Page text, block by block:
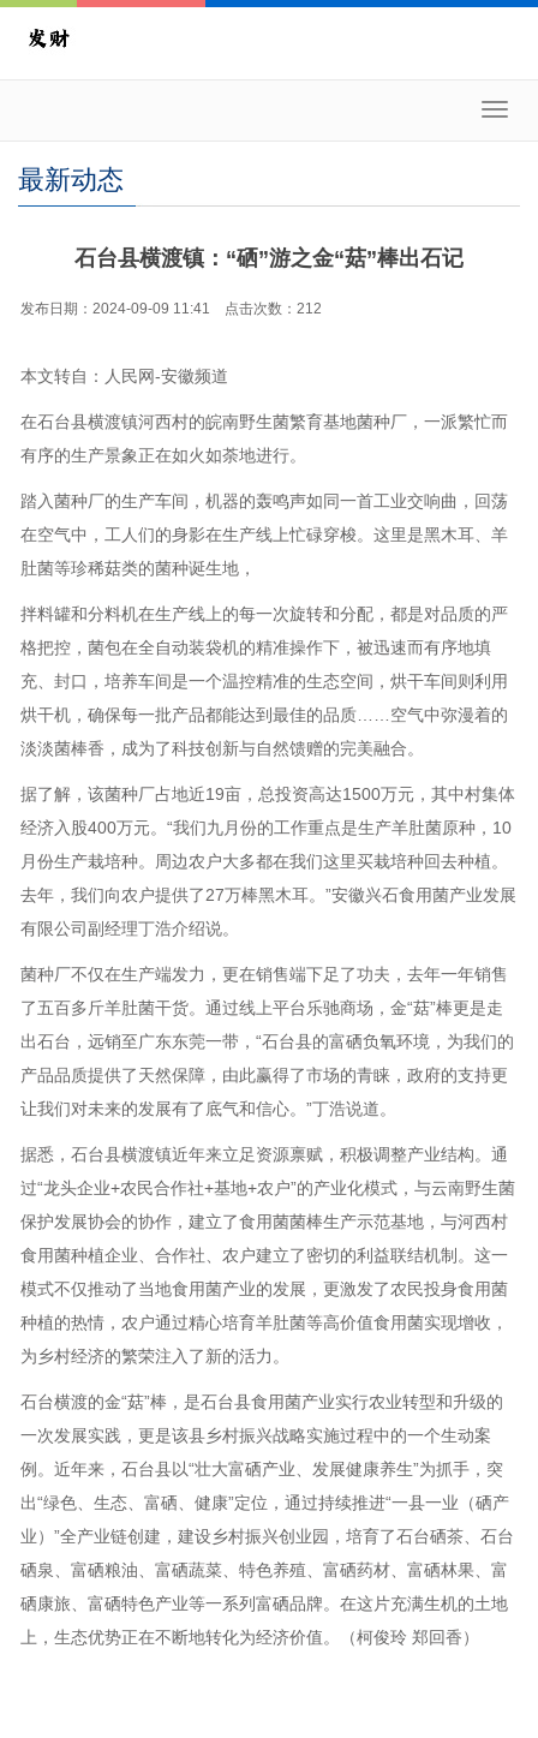
最新动态
石台县横渡镇：“硒”游之金“菇”棒出石记
发布日期：2024-09-09 11:41 点击次数：212
本文转自：人民网-安徽频道
在石台县横渡镇河西村的皖南野生菌繁育基地菌种厂，一派繁忙而
有序的生产景象正在如火如荼地进行。
踏入菌种厂的生产车间，机器的轰鸣声如同一首工业交响曲，回荡
在空气中，工人们的身影在生产线上忙碌穿梭。这里是黑木耳、羊
肚菌等珍稀菇类的菌种诞生地，
拌料罐和分料机在生产线上的每一次旋转和分配，都是对品质的严
格把控，菌包在全自动装袋机的精准操作下，被迅速而有序地填
充、封口，培养车间是一个温控精准的生态空间，烘干车间则利用
烘干机，确保每一批产品都能达到最佳的品质……空气中弥漫着的
淡淡菌棒香，成为了科技创新与自然馈赠的完美融合。
据了解，该菌种厂占地近19亩，总投资高达1500万元，其中村集体
经济入股400万元。“我们九月份的工作重点是生产羊肚菌原种，10
月份生产栽培种。周边农户大多都在我们这里买栽培种回去种植。
去年，我们向农户提供了27万棒黑木耳。”安徽兴石食用菌产业发展
有限公司副经理丁浩介绍说。
菌种厂不仅在生产端发力，更在销售端下足了功夫，去年一年销售
了五百多斤羊肚菌干货。通过线上平台乐驰商场，金“菇”棒更是走
出石台，远销至广东东莞一带，“石台县的富硒负氧环境，为我们的
产品品质提供了天然保障，由此赢得了市场的青睐，政府的支持更
让我们对未来的发展有了底气和信心。”丁浩说道。
据悉，石台县横渡镇近年来立足资源禀赋，积极调整产业结构。通
过“龙头企业+农民合作社+基地+农户”的产业化模式，与云南野生菌
保护发展协会的协作，建立了食用菌菌棒生产示范基地，与河西村
食用菌种植企业、合作社、农户建立了密切的利益联结机制。这一
模式不仅推动了当地食用菌产业的发展，更激发了农民投身食用菌
种植的热情，农户通过精心培育羊肚菌等高价值食用菌实现增收，
为乡村经济的繁荣注入了新的活力。
石台横渡的金“菇”棒，是石台县食用菌产业实行农业转型和升级的
一次发展实践，更是该县乡村振兴战略实施过程中的一个生动案
例。近年来，石台县以“壮大富硒产业、发展健康养生”为抓手，突
出“绿色、生态、富硒、健康”定位，通过持续推进“一县一业（硒产
业）”全产业链创建，建设乡村振兴创业园，培育了石台硒茶、石台
硒泉、富硒粮油、富硒蔬菜、特色养殖、富硒药材、富硒林果、富
硒康旅、富硒特色产业等一系列富硒品牌。在这片充满生机的土地
上，生态优势正在不断地转化为经济价值。（柯俊玲 郑回香）